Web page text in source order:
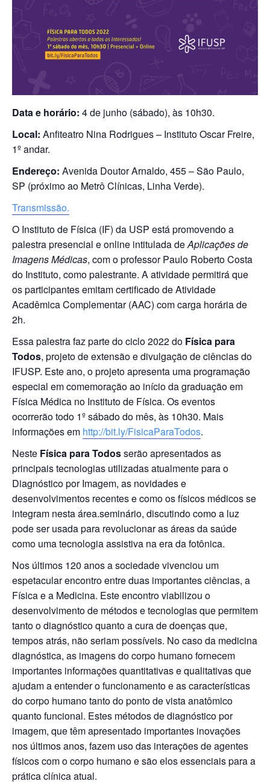
Data e horário: 4 de junho (sábado), às 10h30.
Local: Anfiteatro Nina Rodrigues – Instituto Oscar Freire,
1º andar.
Endereço: Avenida Doutor Arnaldo, 455 – São Paulo,
SP (próximo ao Metrô Clínicas, Linha Verde).
Transmissão.
O Instituto de Física (IF) da USP está promovendo a
palestra presencial e online intitulada deAplicações de
Imagens Médicas, com o professor Paulo Roberto Costa
do Instituto, como palestrante. A atividade permitirá que
os participantes emitam certificado de Atividade
Acadêmica Complementar (AAC) com carga horária de
2h.
Essa palestra faz parte do ciclo 2022 do Física para
Todos, projeto de extensão e divulgação de ciências do
IFUSP. Este ano, o projeto apresenta uma programação
especial em comemoração ao início da graduação em
Física Médica no Instituto de Física. Os eventos
ocorrerão todo 1º sábado do mês, às 10h30. Mais
informações em http://bit.ly/FisicaParaTodos.
Neste Física para Todosserão apresentados as
principais tecnologias utilizadas atualmente para o
Diagnóstico por Imagem, as novidades e
desenvolvimentos recentes e como os físicos médicos se
integram nesta área.seminário, discutindo como a luz
pode ser usada para revolucionar as áreas da saúde
como uma tecnologia assistiva na era da fotônica.
Nos últimos 120 anos a sociedade vivenciou um
espetacular encontro entre duas importantes ciências, a
Física e a Medicina. Este encontro viabilizou o
desenvolvimento de métodos e tecnologias que permitem
tanto o diagnóstico quanto a cura de doenças que,
tempos atrás, não seriam possíveis. No caso da medicina
diagnóstica, as imagens do corpo humano fornecem
importantes informações quantitativas e qualitativas que
ajudam a entender o funcionamento e as características
do corpo humano tanto do ponto de vista anatômico
quanto funcional. Estes métodos de diagnóstico por
imagem, que têm apresentado importantes inovações
nos últimos anos, fazem uso das interações de agentes
físicos com o corpo humano e são elos essenciais para a
prática clínica atual.